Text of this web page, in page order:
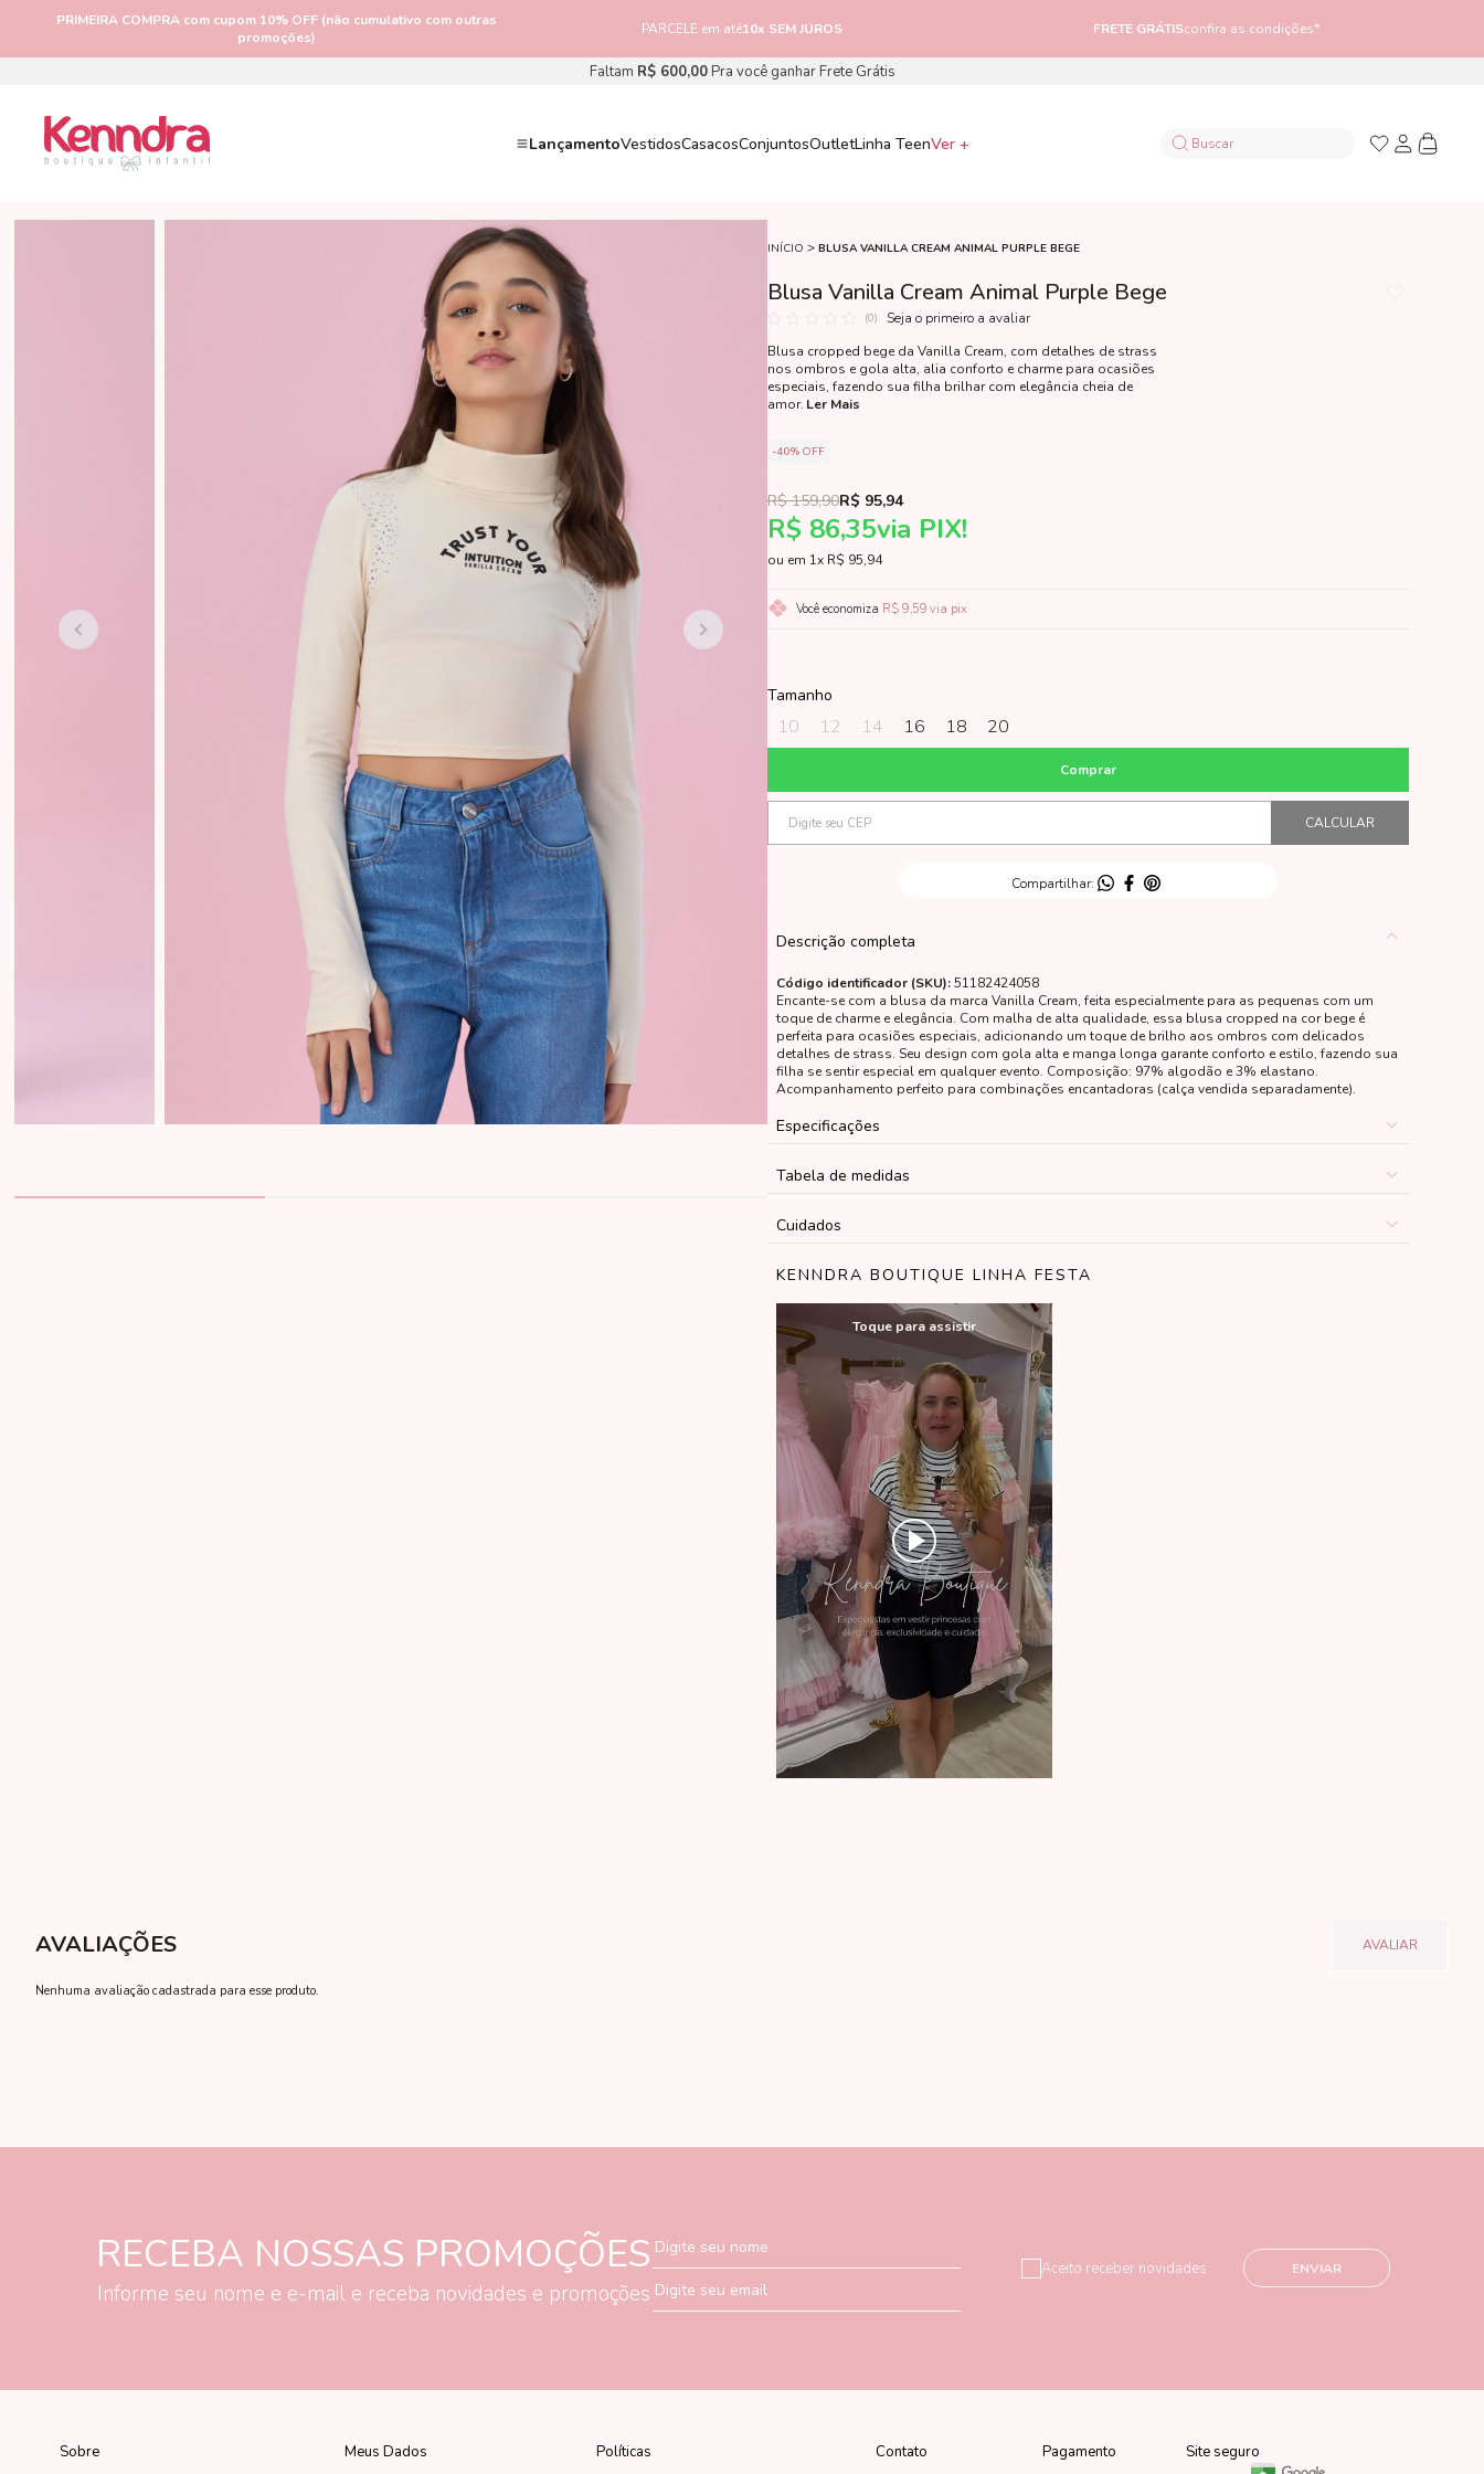
PRIMEIRA COMPRA com cupom 10% OFF (não cumulativo com outras
promoções)
PARCELE em até10x SEM JUROS FRETE GRÁTISconfira as condições*
Faltam R$ 600,00Pra você ganhar Frete Grátis
LançamentoVestidosCasacosConjuntosOutletLinha TeenVer +
INÍCIO BLUSA VANILLA CREAM ANIMAL PURPLE BEGE
Blusa Vanilla Cream Animal Purple Bege
(0)
Seja o primeiro a avaliar
Blusa cropped bege da Vanilla Cream, com detalhes de strass
nos ombros e gola alta, alia conforto e charme para ocasiões
especiais, fazendo sua filha brilhar com elegância cheia de
amor. Ler Mais
40% OFF
R$ 86,35via PIX!
R$ 159,90R$ 95,94
1x R$ 95,94
Você economiza R$ 9,59 via pix
Tamanho
10 12 14 16 18 20
Descrição completa
Código identificador (SKU):51182424058
Encante-se com a blusa da marca Vanilla Cream, feita especialmente para as pequenas com um
toque de charme e elegância. Com malha de alta qualidade, essa blusa cropped na cor bege é
perfeita para ocasiões especiais, adicionando um toque de brilho aos ombros com delicados
detalhes de strass. Seu design com gola alta e manga longa garante conforto e estilo, fazendo sua
filha se sentir especial em qualquer evento. Composição: 97% algodão e 3% elastano.
Acompanhamento perfeito para combinações encantadoras (calça vendida separadamente).
Especificações
Tabela de medidas
Cuidados
KENNDRA BOUTIQUE LINHA FESTA
Nenhuma avaliação cadastrada para esse produto.
RECEBA NOSSAS PROMOÇÕES
Informe seu nome e e-mail e receba novidades e promoções
Digite seu nome
Digite seu email
ENVIAR
Aceito receber novidades
Sobre Meus Dados Políticas Contato Pagamento Site seguro